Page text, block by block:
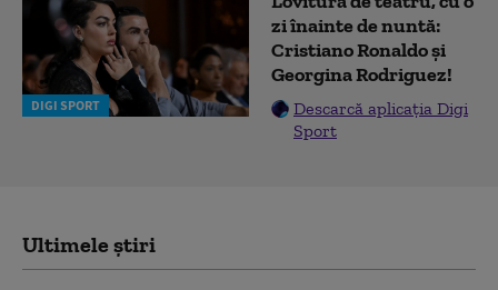
DIGI SPORT
zi înainte de nuntă:
Cristiano Ronaldo și
Georgina Rodriguez!
Descarcă aplicația Digi
Sport
Ultimele știri